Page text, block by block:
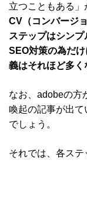
立つこともある」
CV（コンバージ
ステップはシン
SEO対策の為だ
義はそれほど多く
なお、adobeの方
喚起の記事が出て
でしょう。
それでは、各ステ